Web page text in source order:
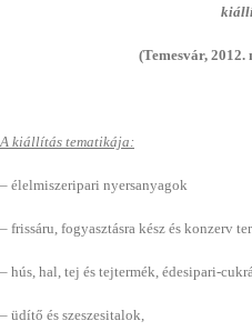
(Temesvár, 2012.
A kiállítás tematikája:
– élelmiszeripari nyersanyagok
– frissáru, fogyasztásra kész és konzerv
– hús, hal, tej és tejtermék, édesipari-
– üdítő és szeszesitalok,